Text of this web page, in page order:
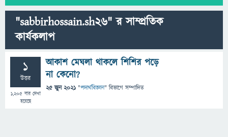
"sabbirhossain.sh26" র সাম্প্রতিক
কার্যকলাপ
1
উত্তর
1,205বার দেখা
হয়েছে
আকাশ মেঘলা থাকলে শিশির পড়ে
না কেনো?
25 জুন 2021 "পদার্থবিজ্ঞান" বিভাগে সম্পাদিত